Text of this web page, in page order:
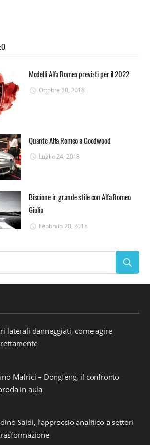
Modelli Alfa Romeo previsti per il 2022
Ottobre 30, 2018
Quante Alfa Romeo a Goodwood
Luglio 24, 2018
Biscione in grande stile con Alfa Romeo
Giulia
Febbraio 20, 2018
laterali danneggiati, come agire
Mafrici – Dongfeng, il confronto
in aula
Saidi, l’approccio analitico a settori